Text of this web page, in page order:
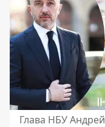
Глава НБУ